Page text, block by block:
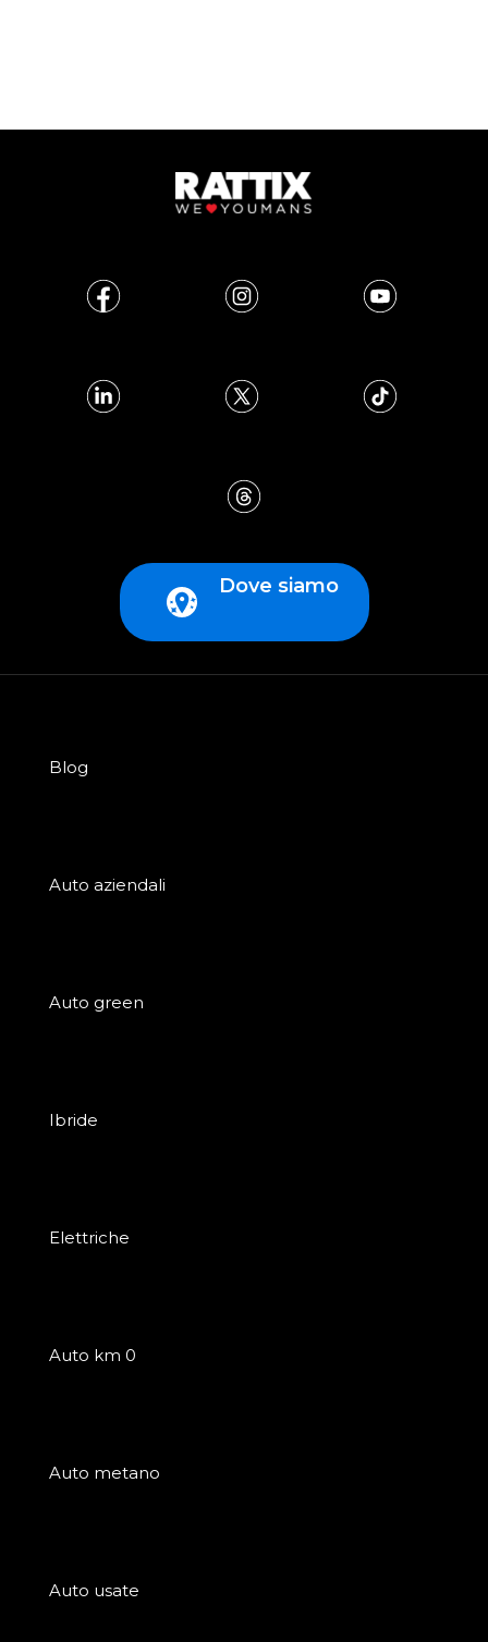
Dove siamo
Blog
Auto aziendali
Auto green
Ibride
Elettriche
Auto km 0
Auto metano
Auto usate